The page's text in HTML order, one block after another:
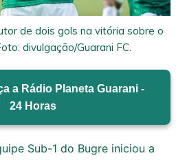
de dois gols na vitória sobre o
divulgação/Guarani FC.
a Rádio Planeta Guarani -
24 Horas
Sub-1 do Bugre iniciou a